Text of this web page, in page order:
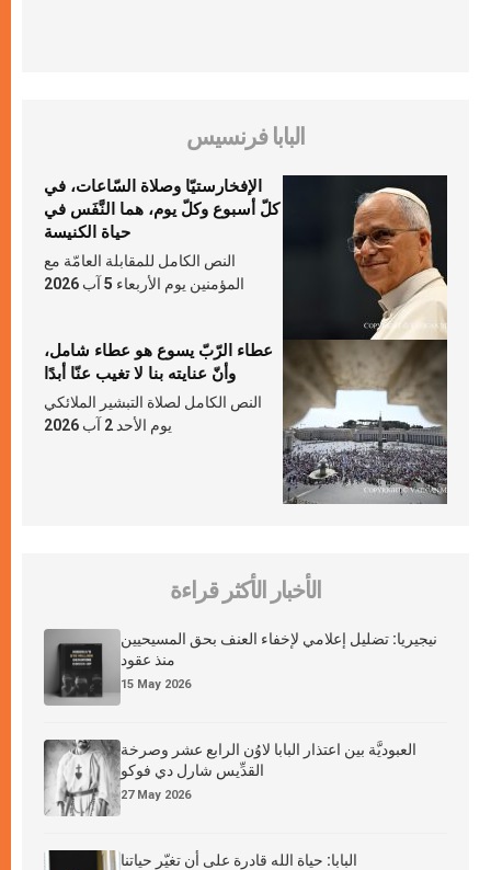
البابا فرنسيس
الإفخارستيّا وصلاة السّاعات، في
كلّ أسبوع وكلّ يوم، هما النَّفَس في
حياة الكنيسة
النص الكامل للمقابلة العامّة مع
المؤمنين يوم الأربعاء 5 آب 2026
عطاء الرّبّ يسوع هو عطاء شامل،
وأنّ عنايته بنا لا تغيب عنّا أبدًا
النص الكامل لصلاة التبشير الملائكي
يوم الأحد 2 آب 2026
الأخبار الأكثر قراءة
نيجيريا: تضليل إعلامي لإخفاء العنف بحق المسيحيين
منذ عقود
15 May 2026
العبوديَّة بين اعتذار البابا لاوُن الرابع عشر وصرخة
القدِّيس شارل دي فوكو
27 May 2026
البابا: حياة الله قادرة على أن تغيّر حياتنا